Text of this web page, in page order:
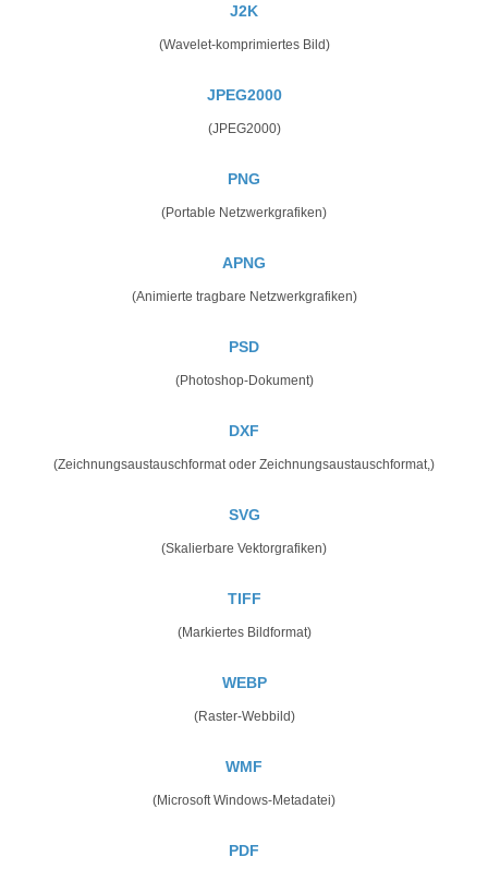
J2K
(Wavelet-komprimiertes Bild)
JPEG2000
(JPEG2000)
PNG
(Portable Netzwerkgrafiken)
APNG
(Animierte tragbare Netzwerkgrafiken)
PSD
(Photoshop-Dokument)
DXF
(Zeichnungsaustauschformat oder Zeichnungsaustauschformat,)
SVG
(Skalierbare Vektorgrafiken)
TIFF
(Markiertes Bildformat)
WEBP
(Raster-Webbild)
WMF
(Microsoft Windows-Metadatei)
PDF